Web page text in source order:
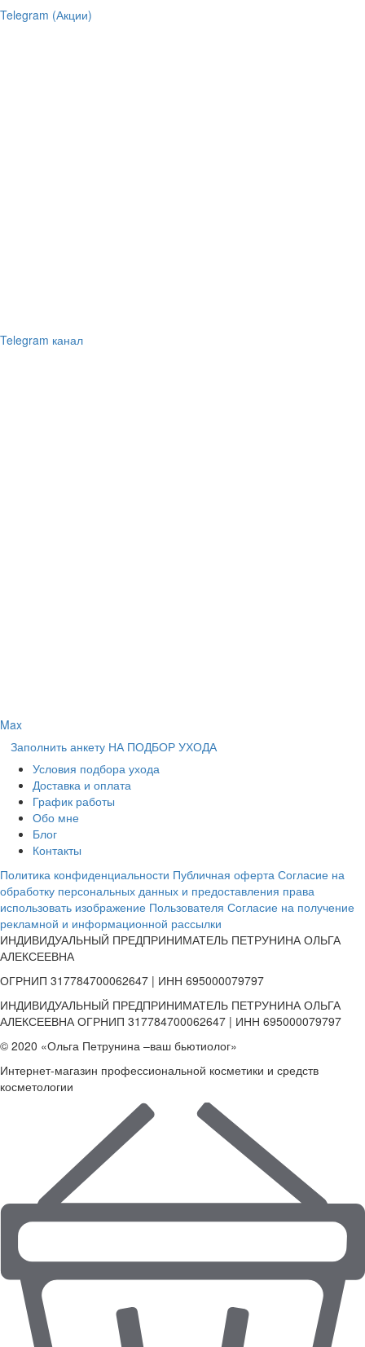
Telegram (Акции)
Telegram канал
Max
Заполнить анкету НА ПОДБОР УХОДА
Условия подбора ухода
Доставка и оплата
График работы
Обо мне
Блог
Контакты
Политика конфиденциальности Публичная оферта Согласие на
обработку персональных данных и предоставления права
использовать изображение Пользователя Согласие на получение
рекламной и информационной рассылки
ИНДИВИДУАЛЬНЫЙ ПРЕДПРИНИМАТЕЛЬ ПЕТРУНИНА ОЛЬГА
АЛЕКСЕЕВНА
ОГРНИП 317784700062647 | ИНН 695000079797
ИНДИВИДУАЛЬНЫЙ ПРЕДПРИНИМАТЕЛЬ ПЕТРУНИНА ОЛЬГА
АЛЕКСЕЕВНА ОГРНИП 317784700062647 | ИНН 695000079797
© 2020 «Ольга Петрунина –ваш бьютиолог»
Интернет-магазин профессиональной косметики и средств
косметологии